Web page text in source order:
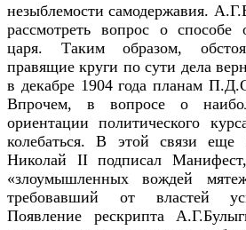
незыблемости самодержавия.
рассмотреть вопрос о способе
царя. Таким образом,
правящие круги по сути дела
в декабре 1904 года планам
Впрочем, в вопросе о
ориентации политического
колебаться. В этой связи еще
Николай II подписал
«злоумышленных вождей
требовавший от властей
Появление рескрипта